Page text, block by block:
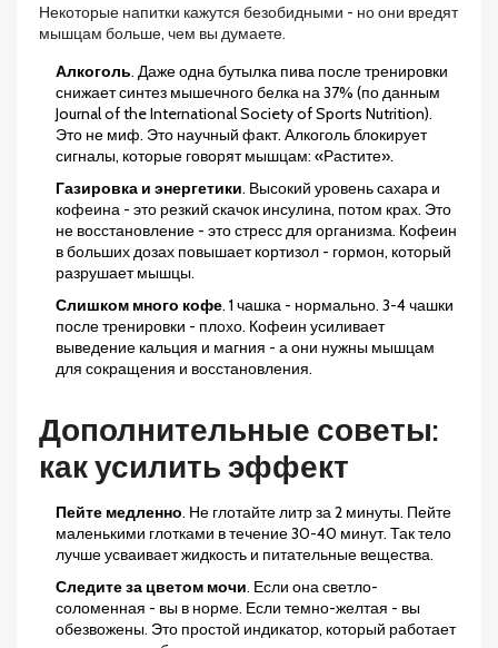
Некоторые напитки кажутся безобидными - но они вредят
мышцам больше, чем вы думаете.
Алкоголь. Даже одна бутылка пива после тренировки
снижает синтез мышечного белка на 37% (по данным
Journal of the International Society of Sports Nutrition).
Это не миф. Это научный факт. Алкоголь блокирует
сигналы, которые говорят мышцам: «Растите».
Газировка и энергетики. Высокий уровень сахара и
кофеина - это резкий скачок инсулина, потом крах. Это
не восстановление - это стресс для организма. Кофеин
в больших дозах повышает кортизол - гормон, который
разрушает мышцы.
Слишком много кофе. 1 чашка - нормально. 3-4 чашки
после тренировки - плохо. Кофеин усиливает
выведение кальция и магния - а они нужны мышцам
для сокращения и восстановления.
Дополнительные советы:
как усилить эффект
Пейте медленно. Не глотайте литр за 2 минуты. Пейте
маленькими глотками в течение 30-40 минут. Так тело
лучше усваивает жидкость и питательные вещества.
Следите за цветом мочи. Если она светло-
соломенная - вы в норме. Если темно-желтая - вы
обезвожены. Это простой индикатор, который работает